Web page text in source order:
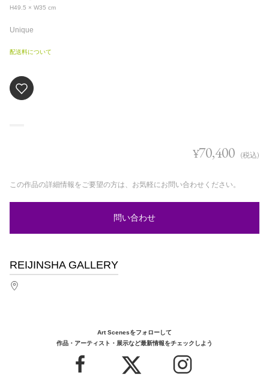
H49.5 × W35 cm
Unique
配送料について
¥70,400 (税込)
この作品の詳細情報をご要望の方は、お気軽にお問い合わせください。
問い合わせ
REIJINSHA GALLERY
Art Scenesをフォローして
作品・アーティスト・展示など最新情報をチェックしよう